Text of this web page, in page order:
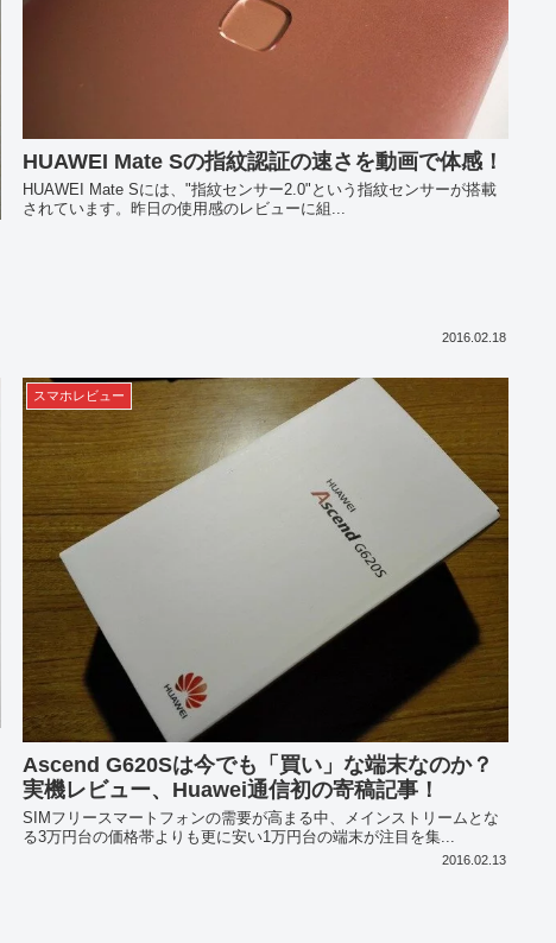
HUAWEI Mate Sの指紋認証の速さを動画で体感！
HUAWEI Mate Sには、"指紋センサー2.0"という指紋センサーが搭載
されています。昨日の使用感のレビューに組...
2016.02.18
スマホレビュー
Ascend G620Sは今でも「買い」な端末なのか？
実機レビュー、Huawei通信初の寄稿記事！
SIMフリースマートフォンの需要が高まる中、メインストリームとな
る3万円台の価格帯よりも更に安い1万円台の端末が注目を集...
2016.02.13